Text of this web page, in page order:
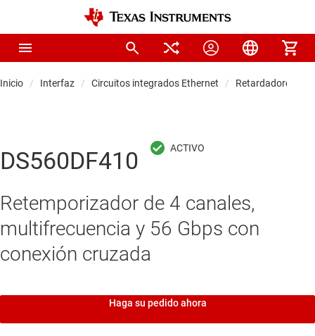
Inicio Interfaz Circuitos integrados Ethernet Retardadores,
DS560DF410
Retemporizador de 4 canales,
multifrecuencia y 56 Gbps con
conexión cruzada
Haga su pedido ahora